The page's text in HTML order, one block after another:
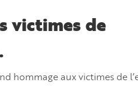
victimes de
hommage aux victimes de